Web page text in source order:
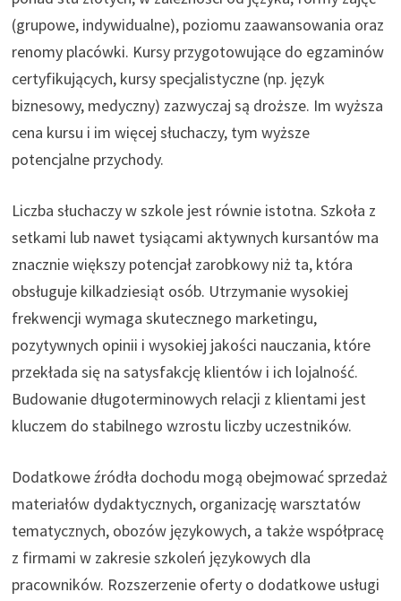
(grupowe, indywidualne), poziomu zaawansowania oraz
renomy placówki. Kursy przygotowujące do egzaminów
certyfikujących, kursy specjalistyczne (np. język
biznesowy, medyczny) zazwyczaj są droższe. Im wyższa
cena kursu i im więcej słuchaczy, tym wyższe
potencjalne przychody.
Liczba słuchaczy w szkole jest równie istotna. Szkoła z
setkami lub nawet tysiącami aktywnych kursantów ma
znacznie większy potencjał zarobkowy niż ta, która
obsługuje kilkadziesiąt osób. Utrzymanie wysokiej
frekwencji wymaga skutecznego marketingu,
pozytywnych opinii i wysokiej jakości nauczania, które
przekłada się na satysfakcję klientów i ich lojalność.
Budowanie długoterminowych relacji z klientami jest
kluczem do stabilnego wzrostu liczby uczestników.
Dodatkowe źródła dochodu mogą obejmować sprzedaż
materiałów dydaktycznych, organizację warsztatów
tematycznych, obozów językowych, a także współpracę
z firmami w zakresie szkoleń językowych dla
pracowników. Rozszerzenie oferty o dodatkowe usługi